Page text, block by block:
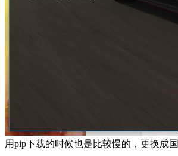
用pip下载的时候也是比较慢的，更换成